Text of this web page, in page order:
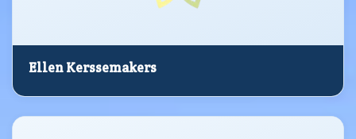
Ellen Kerssemakers